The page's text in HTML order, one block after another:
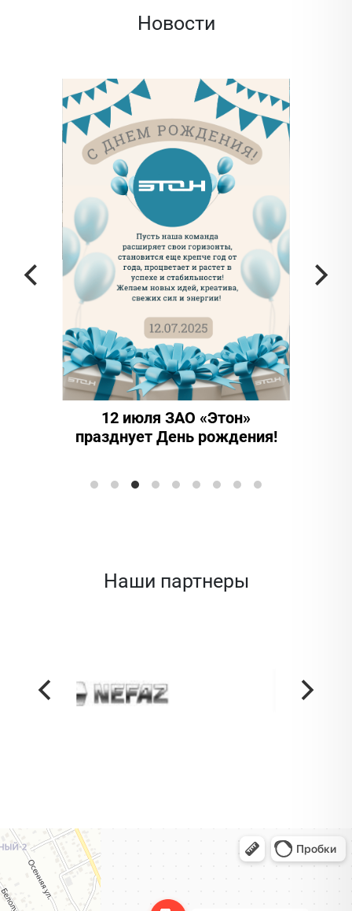
Новости
июля ЗАО «Этон»
День рождения!
15 лет
инноваций: ООО
Наши партнеры
Жодино
Кузнечная улица, 20 — Яндекс Карты